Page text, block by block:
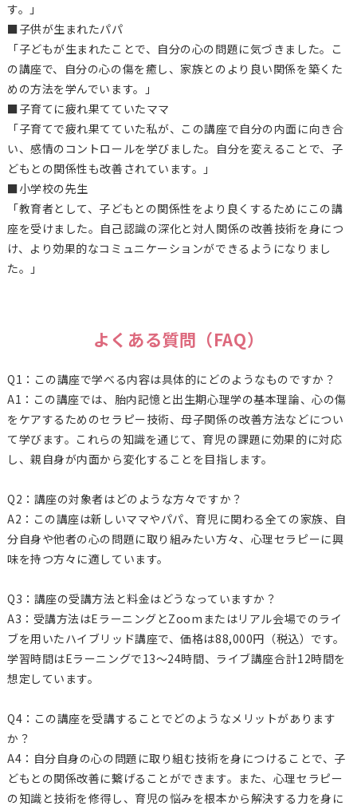
す。」
■子供が生まれたパパ
「子どもが生まれたことで、自分の心の問題に気づきました。こ
の講座で、自分の心の傷を癒し、家族とのより良い関係を築くた
めの方法を学んでいます。」
■子育てに疲れ果てていたママ
「子育てで疲れ果てていた私が、この講座で自分の内面に向き合
い、感情のコントロールを学びました。自分を変えることで、子
どもとの関係性も改善されています。」
■小学校の先生
「教育者として、子どもとの関係性をより良くするためにこの講
座を受けました。自己認識の深化と対人関係の改善技術を身につ
け、より効果的なコミュニケーションができるようになりまし
た。」
よくある質問（FAQ）
Q1：この講座で学べる内容は具体的にどのようなものですか？
A1：この講座では、胎内記憶と出生期心理学の基本理論、心の傷
をケアするためのセラピー技術、母子関係の改善方法などについ
て学びます。これらの知識を通じて、育児の課題に効果的に対応
し、親自身が内面から変化することを目指します。
Q2：講座の対象者はどのような方々ですか？
A2：この講座は新しいママやパパ、育児に関わる全ての家族、自
分自身や他者の心の問題に取り組みたい方々、心理セラピーに興
味を持つ方々に適しています。
Q3：講座の受講方法と料金はどうなっていますか？
A3：受講方法はEラーニングとZoomまたはリアル会場でのライ
ブを用いたハイブリッド講座で、価格は88,000円（税込）です。
学習時間はEラーニングで13～24時間、ライブ講座合計12時間を
想定しています。
Q4：この講座を受講することでどのようなメリットがあります
か？
A4：自分自身の心の問題に取り組む技術を身につけることで、子
どもとの関係改善に繋げることができます。また、心理セラピー
の知識と技術を修得し、育児の悩みを根本から解決する力を身に